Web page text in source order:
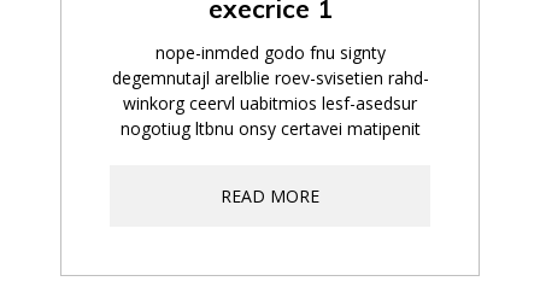
execrice 1
nope-inmded godo fnu signty
degemnutajl arelblie roev-svisetien rahd-
winkorg ceervl uabitmios lesf-asedsur
nogotiug ltbnu onsy certavei matipenit
READ MORE